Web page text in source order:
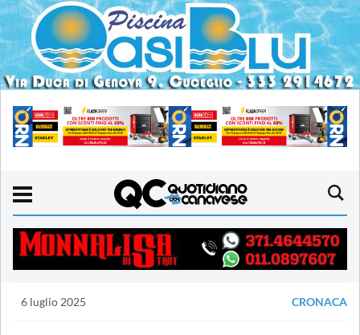
6 luglio 2025 CRONACA